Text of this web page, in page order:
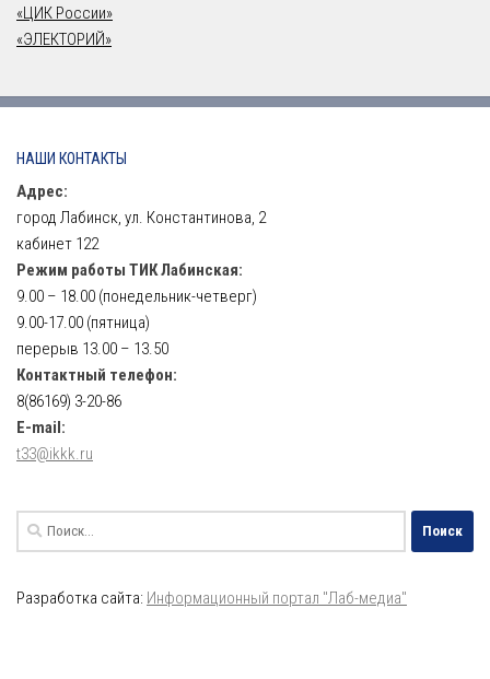
«ЦИК России»
«ЭЛЕКТОРИЙ»
НАШИ КОНТАКТЫ
Адрес:
город Лабинск, ул. Константинова, 2
кабинет 122
Режим работы ТИК Лабинская:
9.00 – 18.00 (понедельник-четверг)
9.00-17.00 (пятница)
перерыв 13.00 – 13.50
Контактный телефон:
8(86169) 3-20-86
E-mail:
t33@ikkk.ru
Найти:
Разработка сайта: Информационный портал "Лаб-медиа"